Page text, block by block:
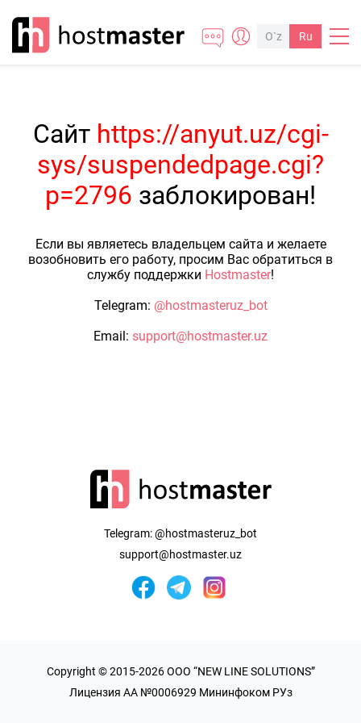
O`z Ru
Сайт https://anyut.uz/cgi-
sys/suspendedpage.cgi?
p=2796 заблокирован!
Если вы являетесь владельцем сайта и желаете
возобновить его работу, просим Вас обратиться в
службу поддержки Hostmaster!
Telegram: @hostmasteruz_bot
Email: support@hostmaster.uz
Telegram:@hostmasteruz_bot
support@hostmaster.uz
Copyright © 2015-2026 OOO “NEW LINE SOLUTIONS”
Лицензия AA №0006929 Мининфоком РУз